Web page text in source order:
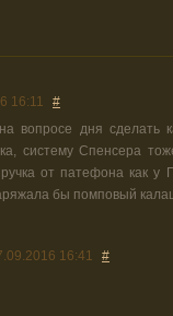
16:11 #
вопросе дня сделать
систему Спенсера
от патефона как у
бы помповый
16:41 #